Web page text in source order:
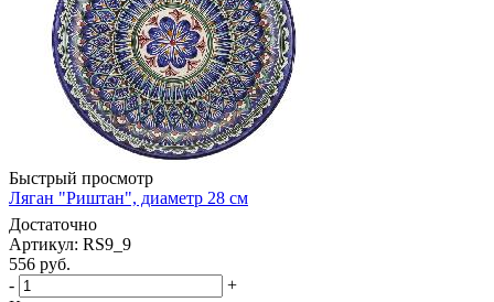
Быстрый просмотр
Ляган "Риштан", диаметр 28 см
Достаточно
Артикул: RS9_9
556 руб.
-
+